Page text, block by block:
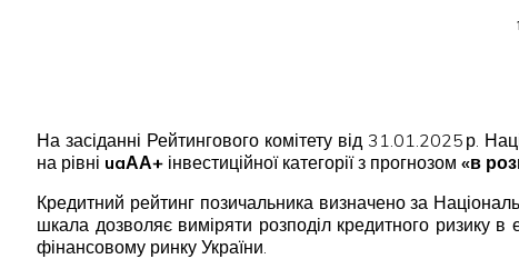
На засіданні Рейтингового комітету від 31.01.2025 р.
на рівні uaАА+ інвестиційної категорії з прогнозом «в
Кредитний рейтинг позичальника визначено за
шкала дозволяє виміряти розподіл кредитного ризику
фінансовому ринку України.